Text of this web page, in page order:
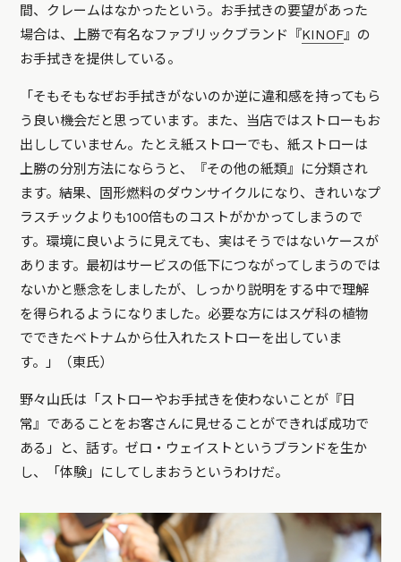
間、クレームはなかったという。お手拭きの要望があった
場合は、上勝で有名なファブリックブランド『KINOF』の
お手拭きを提供している。
「そもそもなぜお手拭きがないのか逆に違和感を持ってもら
う良い機会だと思っています。また、当店ではストローもお
出ししていません。たとえ紙ストローでも、紙ストローは
上勝の分別方法にならうと、『その他の紙類』に分類され
ます。結果、固形燃料のダウンサイクルになり、きれいなプ
ラスチックよりも100倍ものコストがかかってしまうので
す。環境に良いように見えても、実はそうではないケースが
あります。最初はサービスの低下につながってしまうのでは
ないかと懸念をしましたが、しっかり説明をする中で理解
を得られるようになりました。必要な方にはスゲ科の植物
でできたベトナムから仕入れたストローを出していま
す。」（東氏）
野々山氏は「ストローやお手拭きを使わないことが『日
常』であることをお客さんに見せることができれば成功で
ある」と、話す。ゼロ・ウェイストというブランドを生か
し、「体験」にしてしまおうというわけだ。